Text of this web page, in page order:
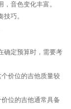
音色变化丰富。
巧。
确定预算时，需要考
价位的吉他质量较
位的吉他通常具备